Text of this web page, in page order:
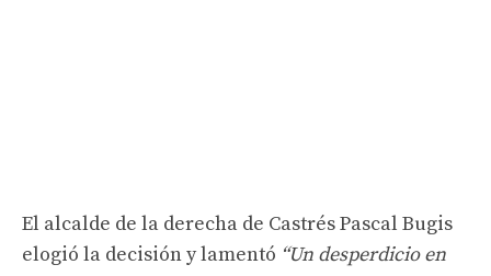
El alcalde de la derecha de Castrés Pascal Bugis
elogió la decisión y lamentó “Un desperdicio en